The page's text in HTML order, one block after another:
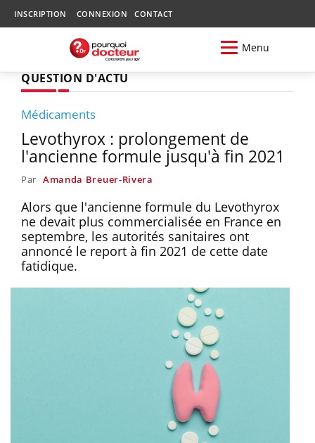
INSCRIPTION CONNEXION CONTACT
Menu
QUESTION D'ACTU
Médicaments
Levothyrox : prolongement de
l'ancienne formule jusqu'à fin 2021
Par Amanda Breuer-Rivera
Alors que l'ancienne formule du Levothyrox
ne devait plus commercialisée en France en
septembre, les autorités sanitaires ont
annoncé le report à fin 2021 de cette date
fatidique.